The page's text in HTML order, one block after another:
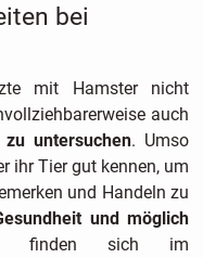
bei
mit Hamster nicht
auch
untersuchen. Umso
ihr Tier gut kennen, um
und Handeln zu
und möglich
finden sich im